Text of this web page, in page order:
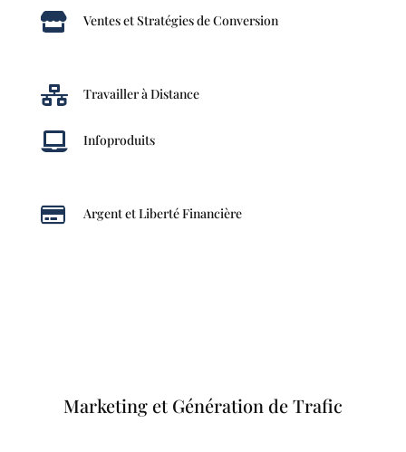
 Ventes et Stratégies de Conversion
 Travailler à Distance
 Infoproduits
 Argent et Liberté Financière
Marketing et Génération de Trafic